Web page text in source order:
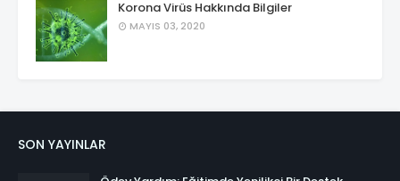
Korona Virüs Hakkında Bilgiler
MAYIS 03, 2020
SON YAYINLAR